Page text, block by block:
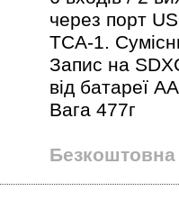
через порт
TCA-1.
Запис на
від батареї
Вага 477г
Безкоштовна